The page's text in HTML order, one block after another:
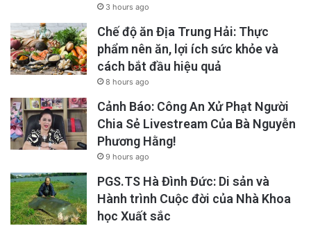
3 hours ago
Chế độ ăn Địa Trung Hải: Thực
phẩm nên ăn, lợi ích sức khỏe và
cách bắt đầu hiệu quả
8 hours ago
Cảnh Báo: Công An Xử Phạt Người
Chia Sẻ Livestream Của Bà Nguyễn
Phương Hằng!
9 hours ago
PGS.TS Hà Đình Đức: Di sản và
Hành trình Cuộc đời của Nhà Khoa
học Xuất sắc